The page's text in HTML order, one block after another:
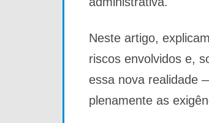
Neste artigo,
riscos envolvidos e,
essa nova realidade
plenamente as